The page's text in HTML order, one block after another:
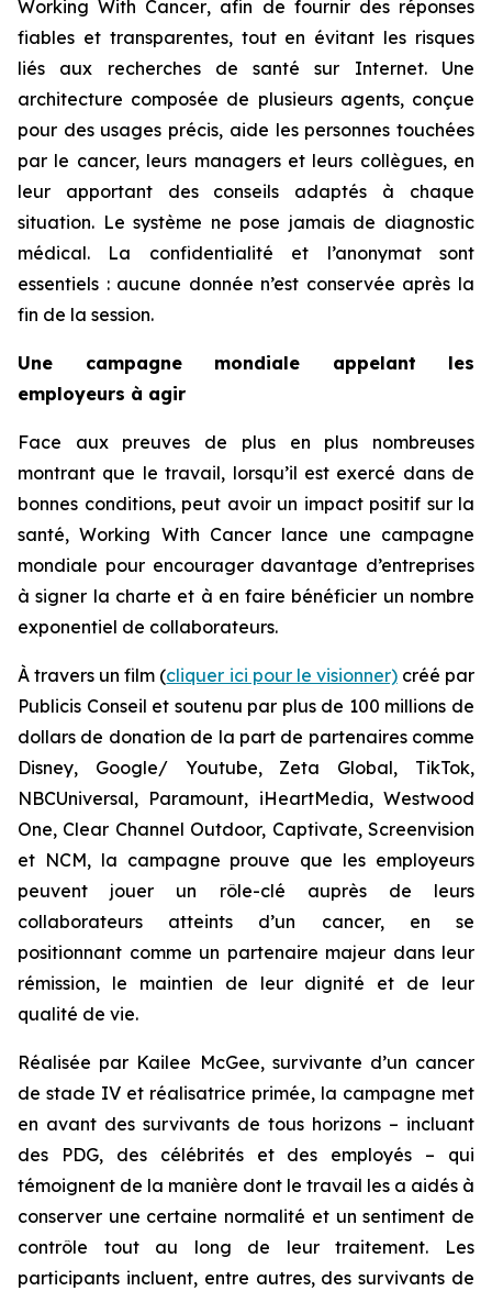
Working With Cancer, afin de fournir des réponses
fiables et transparentes, tout en évitant les risques
liés aux recherches de santé sur Internet. Une
architecture composée de plusieurs agents, conçue
pour des usages précis, aide les personnes touchées
par le cancer, leurs managers et leurs collègues, en
leur apportant des conseils adaptés à chaque
situation. Le système ne pose jamais de diagnostic
médical. La confidentialité et l’anonymat sont
essentiels : aucune donnée n’est conservée après la
fin de la session.
Une campagne mondiale appelant les
employeurs à agir
Face aux preuves de plus en plus nombreuses
montrant que le travail, lorsqu’il est exercé dans de
bonnes conditions, peut avoir un impact positif sur la
santé,Working With Cancer lance une campagne
mondiale pour encourager davantage d’entreprises
à signer la charte et à en faire bénéficier un nombre
exponentiel de collaborateurs.
À travers un film (cliquer ici pour le visionner)créé par
Publicis Conseil et soutenu par plus de 100 millions de
dollars de donation de la part de partenaires comme
Disney, Google/ Youtube, Zeta Global, TikTok,
NBCUniversal, Paramount, iHeartMedia, Westwood
One, Clear Channel Outdoor, Captivate, Screenvision
et NCM, la campagne prouve que les employeurs
peuvent jouer un rôle-clé auprès de leurs
collaborateurs atteints d’un cancer, en se
positionnant comme un partenaire majeur dans leur
rémission, le maintien de leur dignité et de leur
qualité de vie.
Réalisée par Kailee McGee, survivante d’un cancer
de stade IV et réalisatrice primée, la campagne met
en avant des survivants de tous horizons – incluant
des PDG, des célébrités et des employés – qui
témoignent de la manière dont le travail les a aidés à
conserver une certaine normalité et un sentiment de
contrôle tout au long de leur traitement. Les
participants incluent, entre autres, des survivants de